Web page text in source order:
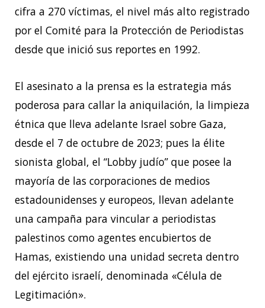
cifra a 270 víctimas, el nivel más alto registrado
por el Comité para la Protección de Periodistas
desde que inició sus reportes en 1992.
El asesinato a la prensa es la estrategia más
poderosa para callar la aniquilación, la limpieza
étnica que lleva adelante Israel sobre Gaza,
desde el 7 de octubre de 2023; pues la élite
sionista global, el “Lobby judío” que posee la
mayoría de las corporaciones de medios
estadounidenses y europeos, llevan adelante
una campaña para vincular a periodistas
palestinos como agentes encubiertos de
Hamas, existiendo una unidad secreta dentro
del ejército israelí, denominada «Célula de
Legitimación».